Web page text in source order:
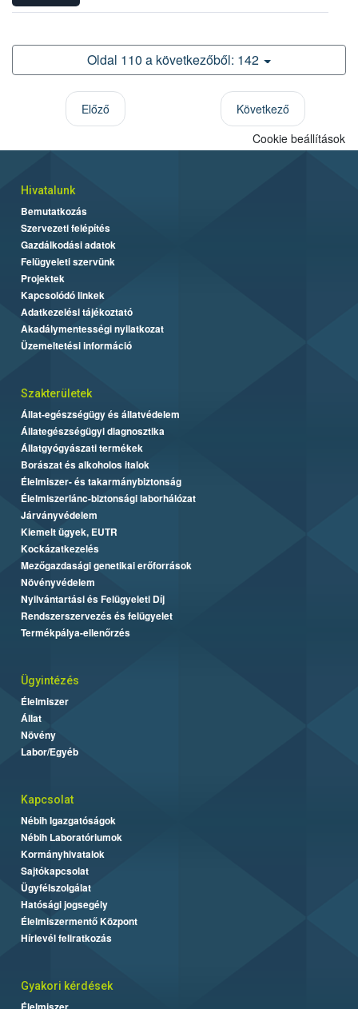
Oldal 110 a következőből: 142
Előző
Következő
Cookie beállítások
Hivatalunk
Bemutatkozás
Szervezeti felépítés
Gazdálkodási adatok
Felügyeleti szervünk
Projektek
Kapcsolódó linkek
Adatkezelési tájékoztató
Akadálymentességi nyilatkozat
Üzemeltetési információ
Szakterületek
Állat-egészségügy és állatvédelem
Állategészségügyi diagnosztika
Állatgyógyászati termékek
Borászat és alkoholos italok
Élelmiszer- és takarmánybiztonság
Élelmiszerlánc-biztonsági laborhálózat
Járványvédelem
Kiemelt ügyek, EUTR
Kockázatkezelés
Mezőgazdasági genetikai erőforrások
Növényvédelem
Nyilvántartási és Felügyeleti Díj
Rendszerszervezés és felügyelet
Termékpálya-ellenőrzés
Ügyintézés
Élelmiszer
Állat
Növény
Labor/Egyéb
Kapcsolat
Nébih Igazgatóságok
Nébih Laboratóriumok
Kormányhivatalok
Sajtókapcsolat
Ügyfélszolgálat
Hatósági jogsegély
Élelmiszermentő Központ
Hírlevél feliratkozás
Gyakori kérdések